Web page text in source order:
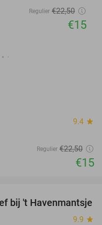
Regulier €22,50
€15
9.4 star
Regulier €22,50
€15
34%
bij 't Havenmantsje
9.9 star